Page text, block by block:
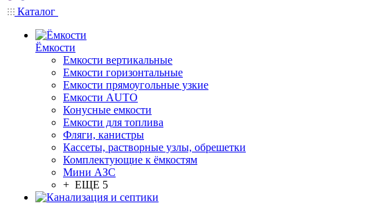
Каталог
Ёмкости
Емкости вертикальные
Емкости горизонтальные
Емкости прямоугольные узкие
Емкости АUТО
Конусные емкости
Емкости для топлива
Фляги, канистры
Кассеты, растворные узлы, обрешетки
Комплектующие к ёмкостям
Мини АЗС
+ ЕЩЕ 5